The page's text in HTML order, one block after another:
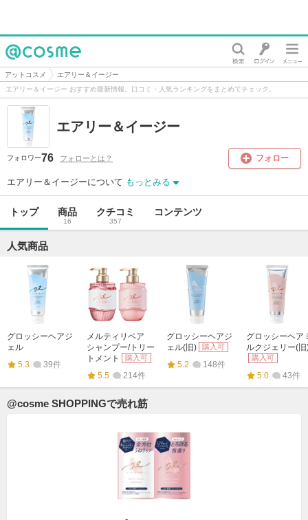
@cosme
アットコスメ
エアリー＆イージー
エアリー＆イージー おすすめ最新情報。口コミ・人気ランキングをまとめてチェック。
エアリー＆イージー
フォロワー76 フォローとは？ フォロー
エアリー＆イージーについて もっとみる
トップ 商品
16
クチコミ
357
コンテンツ
人気商品
グロッシーヘアジ
ェル
5.3
39件
メルティリペア
シャンプー/トリー
トメント
購入可
5.5 214件
グロッシーヘアジ
ェル(旧)
購入可
5.2 148件
グロッシーヘア
ルクジェリー(旧
購入可
5.0 43件
@cosme SHOPPINGで売れ筋